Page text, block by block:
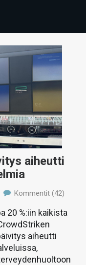
aiheutti
Kommentit (42)
20 %:iin kaikista
aiheutti